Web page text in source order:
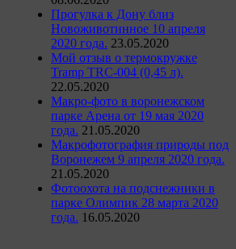
Прогулка к Дону близ
Новоживотинное 10 апреля
2020 года. 23.05.2020
Мой отзыв о термокружке
Tramp TRC-004 (0,45 л).
22.05.2020
Макро-фото в воронежском
парке Арена от 19 мая 2020
года. 21.05.2020
Макрофотография природы под
Воронежем 9 апреля 2020 года.
21.05.2020
Фотоохота на подснежники в
парке Олимпик 28 марта 2020
года. 16.05.2020